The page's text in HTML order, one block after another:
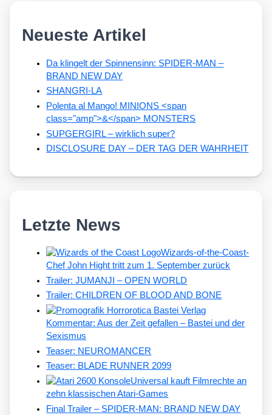
Neueste Artikel
Da klingelt der Spinnensinn: SPIDER-MAN –
BRAND NEW DAY
SHANGRI-LA
Polenta al Mango! MINIONS <span
class="amp">&</span> MONSTERS
SUPGERGIRL – wirklich super?
DISCLOSURE DAY – DER TAG DER WAHRHEIT
Letzte News
Wizards-of-the-Coast-
Chef John Hight tritt zum 1. September zurück
Trailer: JUMANJI – OPEN WORLD
Trailer: CHILDREN OF BLOOD AND BONE
Kommentar: Aus der Zeit gefallen – Bastei und der
Sexismus
Teaser: NEUROMANCER
Teaser: BLADE RUNNER 2099
Universal kauft Filmrechte an
zehn klassischen Atari-Games
Final Trailer – SPIDER-MAN: BRAND NEW DAY